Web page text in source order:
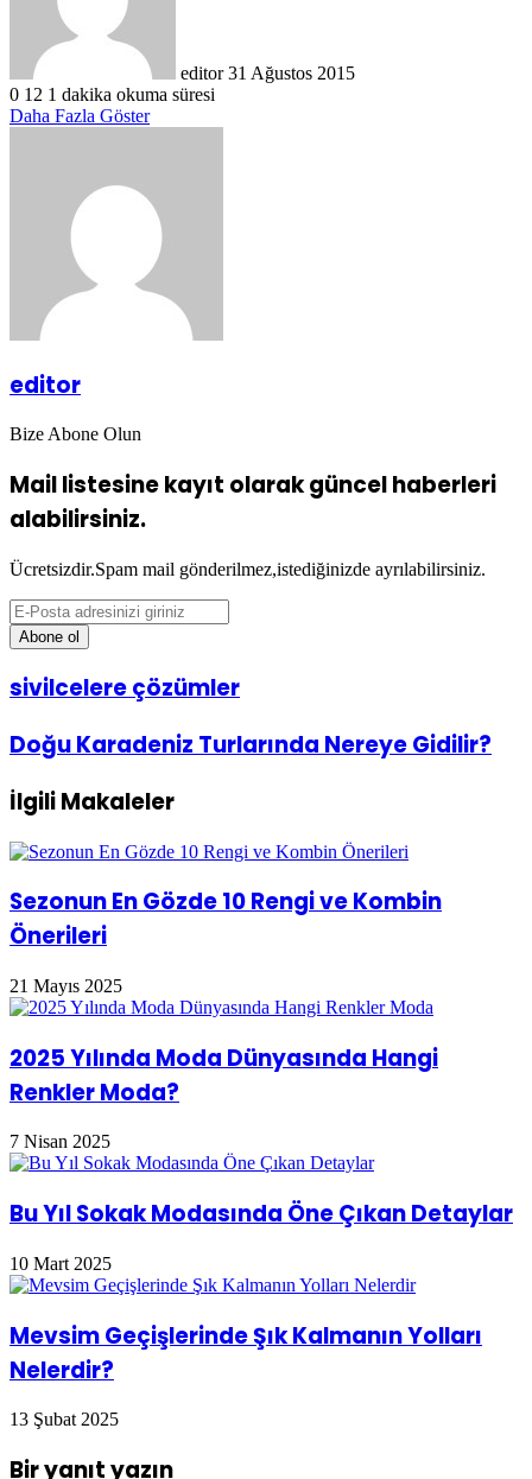
editor 31 Ağustos 2015
0 12 1 dakika okuma süresi
Daha Fazla Göster
editor
Bize Abone Olun
Mail listesine kayıt olarak güncel haberleri
alabilirsiniz.
Ücretsizdir.Spam mail gönderilmez,istediğinizde ayrılabilirsiniz.
E-
Posta
adresinizi
giriniz
sivilcelere
çözümler
sivilcelere çözümler
Doğu
Karadeniz
Nereye
Gidilir?
Doğu Karadeniz Turlarında Nereye Gidilir?
İlgili Makaleler
Sezonun En Gözde 10 Rengi ve Kombin
Önerileri
21 Mayıs 2025
2025 Yılında Moda Dünyasında Hangi
Renkler Moda?
7 Nisan 2025
Bu Yıl Sokak Modasında Öne Çıkan Detaylar
10 Mart 2025
Mevsim Geçişlerinde Şık Kalmanın Yolları
Nelerdir?
13 Şubat 2025
Bir yanıt yazın